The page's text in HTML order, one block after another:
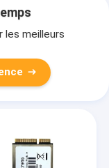
les meilleurs